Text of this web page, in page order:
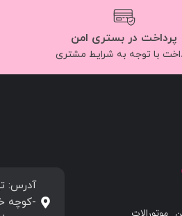
پرداخت در بستری امن
با توجه به شرایط مشتری
آدرس:
-کوچه